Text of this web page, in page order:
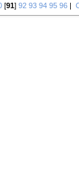
[91] 92 93 94 95 96 |